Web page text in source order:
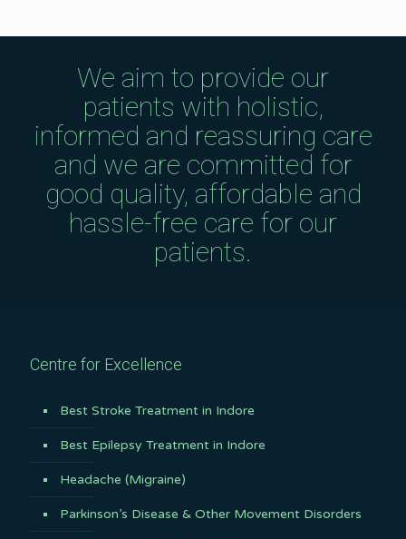
We aim to provide our
patients with holistic,
informed and reassuring care
and we are committed for
good quality, affordable and
hassle-free care for our
patients.
Centre for Excellence
Best Stroke Treatment in Indore
Best Epilepsy Treatment in Indore
Headache (Migraine)
Parkinson’s Disease & Other Movement Disorders